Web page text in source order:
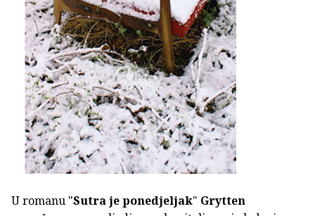
U romanu "Sutra je ponedjeljak" Grytten